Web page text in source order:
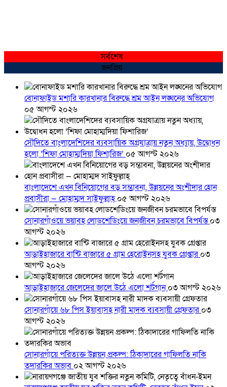
সর্বশেষ
জনপ্রিয়
বোনাফাইড মশারি কারখানার বিরুদ্ধে শ্রম আইন লঙ্ঘনের অভিযোগ
০৫ আগস্ট ২০২৬
সৌদিতে বাংলাদেশিদের ব্যবসায়িক অগ্রযাত্রায় নতুন অধ্যায়, উদ্বোধন
হলো ‘শিফা মোহাম্মদিয়া ফিশারিজ’ ০৫ আগস্ট ২০২৬
বাংলাদেশে এখন বিনিয়োগের বড় সম্ভাবনা, উন্নয়নের অংশীদার হোন
প্রবাসীরা — মোহাম্মদ সাইফুল্লাহ্০৫ আগস্ট ২০২৬
সোনারগাঁওয়ে ভয়াবহ লোডশেডিংয়ে জনজীবন চরমভাবে বিপর্যস্ত০৩
আগস্ট ২০২৬
আড়াইহাজারে বান্টি বাজারে ৫ গ্রাম হেরোইনসহ যুবক গ্রেপ্তার০৩
আগস্ট ২০২৬
আড়াইহাজারে জেলেদের জালে উঠে এলো শর্টগান০৩ আগস্ট ২০২৬
সোনারগাঁয়ে ৬৮ পিস ইয়াবাসহ নারী মাদক ব্যবসায়ী গ্রেফতার০৩
আগস্ট ২০২৬
সোনারগাঁয়ে পরিত্যক্ত উন্নয়ন প্রকল্প: ঠিকাদারের গাফিলতি নাকি
তদারকির অভাব ০২ আগস্ট ২০২৬